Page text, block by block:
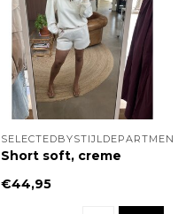
SELECTEDBYSTIJLDEPARTMENT
Short soft, creme
€44,95